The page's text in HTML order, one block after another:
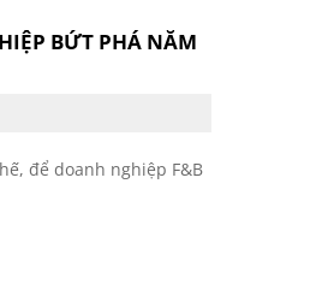
BỨT PHÁ NĂM
để doanh nghiệp F&B